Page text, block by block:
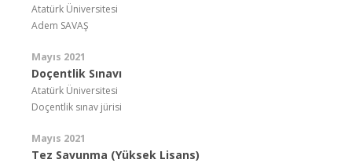
Atatürk Üniversitesi
Adem SAVAŞ
Mayıs 2021
Doçentlik Sınavı
Atatürk Üniversitesi
Doçentlik sınav jürisi
Mayıs 2021
Tez Savunma (Yüksek Lisans)